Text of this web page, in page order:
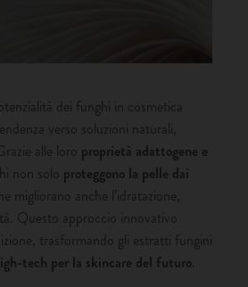
dei funghi in cosmetica
verso soluzioni naturali,
alle loro proprietà adattogene e
non solo proteggono la pelle dai
ne migliorano anche l’idratazione,
Questo approccio innovativo
trasformando gli estratti fungini
tech per la skincare del futuro